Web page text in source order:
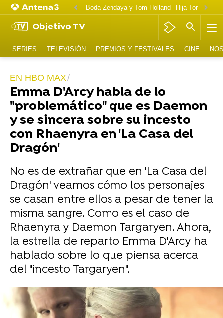
Boda Zendaya y Tom Holland Hija Tom
Objetivo TV
SERIES TELEVISIÓN PREMIOS Y FESTIVALES CINE
EN HBO MAX
Emma D'Arcy habla de lo
"problemático" que es Daemon
y se sincera sobre su incesto
con Rhaenyra en 'La Casa del
Dragón'
No es de extrañar que en 'La Casa del
Dragón' veamos cómo los personajes
se casan entre ellos a pesar de tener la
misma sangre. Como es el caso de
Rhaenyra y Daemon Targaryen. Ahora,
la estrella de reparto Emma D'Arcy ha
hablado sobre lo que piensa acerca
del "incesto Targaryen".
Olivia Cooke confiesa qué hay entre Alicent y
Criston Cole en 'La Casa del Dragón'